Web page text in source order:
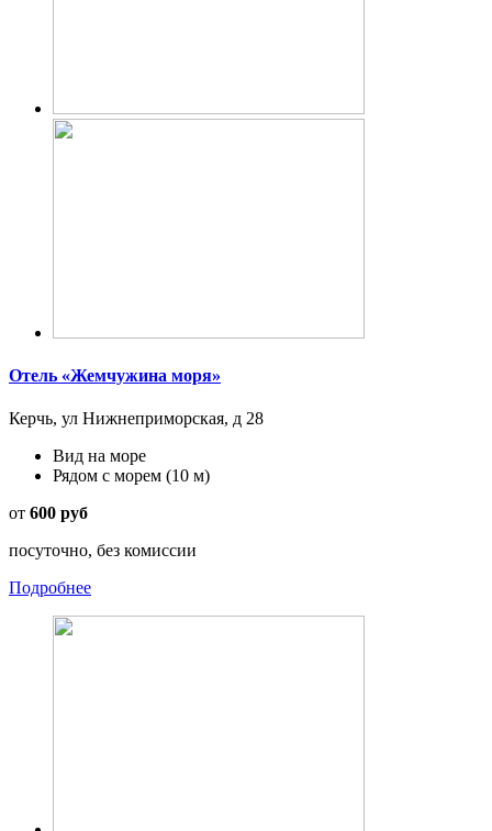
Отель «Жемчужина моря»
Керчь, ул Нижнеприморская, д 28
Вид на море
Рядом с морем (10 м)
от 600 руб
посуточно, без комиссии
Подробнее